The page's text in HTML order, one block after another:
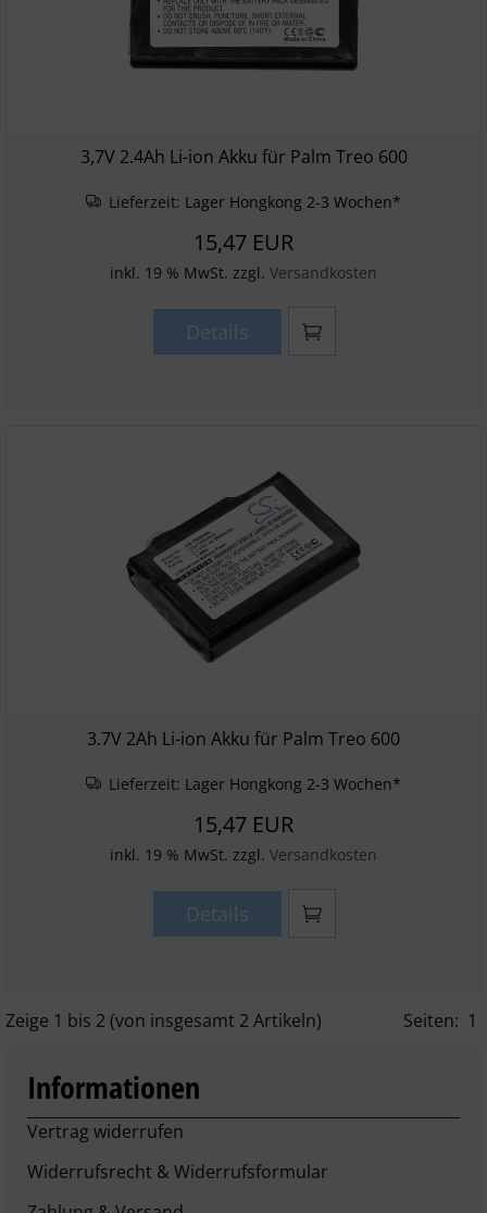
3,7V 2.4Ah Li-ion Akku für Palm Treo 600
Lieferzeit: Lager Hongkong 2-3 Wochen*
15,47 EUR
inkl. 19 % MwSt. zzgl. Versandkosten
Details
3.7V 2Ah Li-ion Akku für Palm Treo 600
Lieferzeit: Lager Hongkong 2-3 Wochen*
15,47 EUR
inkl. 19 % MwSt. zzgl. Versandkosten
Details
Zeige 1 bis 2 (von insgesamt 2 Artikeln) Seiten: 1
Informationen
Vertrag widerrufen
Widerrufsrecht & Widerrufsformular